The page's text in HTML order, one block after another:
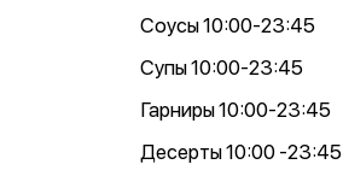
Соусы 10:00-23:45
Супы 10:00-23:45
Гарниры 10:00-23:45
Десерты 10:00 -23:45